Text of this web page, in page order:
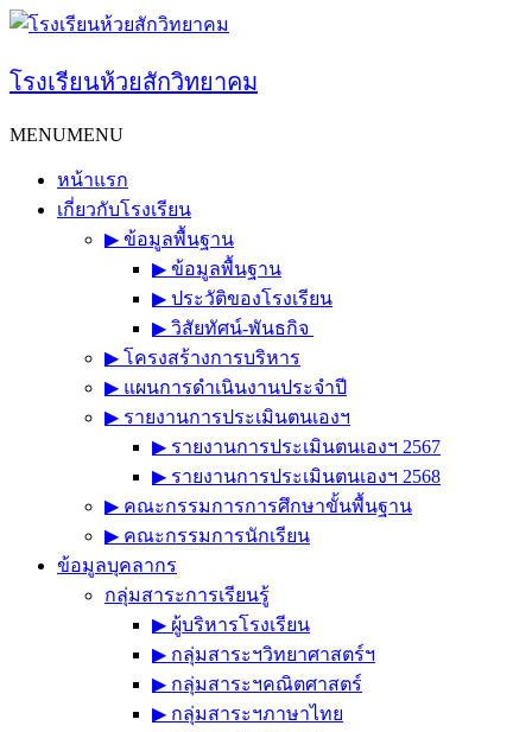
Skip
โรงเรียนห้วยสักวิทยาคม
MENUMENU
หน้าแรก
เกี่ยวกับโรงเรียน
▶︎ ข้อมูลพื้นฐาน
▶︎ ข้อมูลพื้นฐาน
▶︎ ประวัติของโรงเรียน
▶︎ วิสัยทัศน์-พันธกิจ
▶︎ โครงสร้างการบริหาร
▶︎ แผนการดำเนินงานประจำปี
▶︎ รายงานการประเมินตนเองฯ
▶︎ รายงานการประเมินตนเองฯ 2567
▶︎ รายงานการประเมินตนเองฯ 2568
▶︎ คณะกรรมการการศึกษาขั้นพื้นฐาน
▶︎ คณะกรรมการนักเรียน
ข้อมูลบุคลากร
กลุ่มสาระการเรียนรู้
▶︎ ผู้บริหารโรงเรียน
▶︎ กลุ่มสาระฯวิทยาศาสตร์ฯ
▶︎ กลุ่มสาระฯคณิตศาสตร์
▶︎ กลุ่มสาระฯภาษาไทย